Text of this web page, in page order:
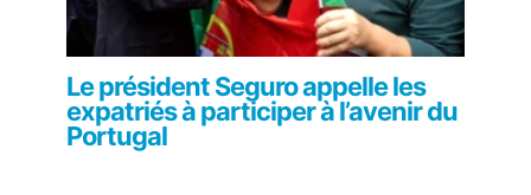
Le président Seguro appelle les
expatriés à participer à l’avenir du
Portugal